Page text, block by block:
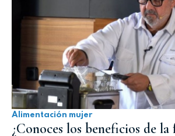
Alimentación mujer
¿Conoces los beneficios de